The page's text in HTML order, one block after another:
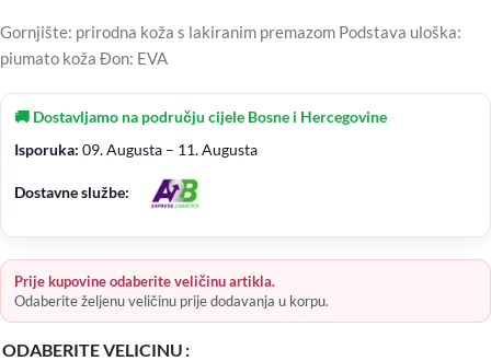
Gornjište: prirodna koža s lakiranim premazom Podstava uloška:
piumato koža Đon: EVA
🚚 Dostavljamo na području cijele Bosne i Hercegovine
Isporuka: 09. Augusta – 11. Augusta
Dostavne službe:
Prije kupovine odaberite veličinu artikla.
Odaberite željenu veličinu prije dodavanja u korpu.
ODABERITE VELICINU